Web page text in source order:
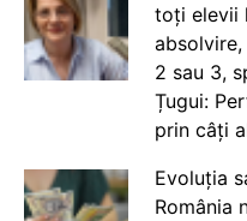
toți elevii
2 sau 3,
Țugui:
prin câți
Evoluția
România